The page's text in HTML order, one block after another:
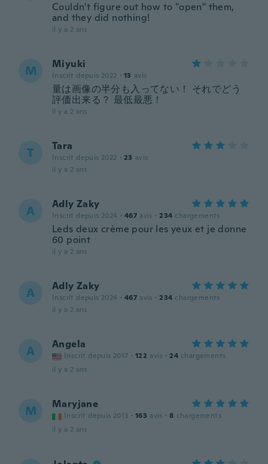
Couldn't figure out how to "open" them,
and they did nothing!
il y a 2 ans
M Miyuki
Inscrit depuis 2022 · 13 avis
量は画像の半分も入ってない！ それでどう
評価出来る？ 最低最悪！
il y a 2 ans
T Tara
Inscrit depuis 2022 · 23 avis
il y a 2 ans
A Adly Zaky
Inscrit depuis 2024 · 467 avis · 234 chargements
Leds deux crème pour les yeux et je donne
60 point
il y a 2 ans
A Adly Zaky
Inscrit depuis 2024 · 467 avis · 234 chargements
il y a 2 ans
A Angela
Inscrit depuis 2017 · 122 avis · 24 chargements
il y a 2 ans
M Maryjane
Inscrit depuis 2013 · 163 avis · 8 chargements
il y a 2 ans